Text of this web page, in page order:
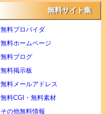
無料サイト集
無料プロバイダ
無料ホームページ
無料ブログ
無料掲示板
無料メールアドレス
無料CGI・無料素材
その他無料情報